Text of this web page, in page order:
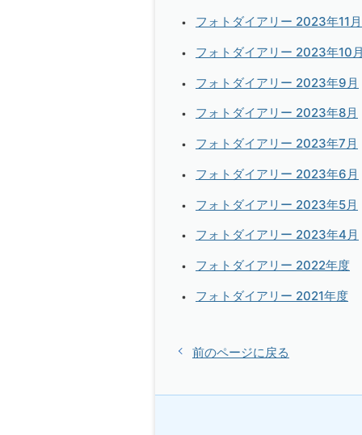
フォトダイアリー 2023年11月
フォトダイアリー 2023年10
フォトダイアリー 2023年9月
フォトダイアリー 2023年8月
フォトダイアリー 2023年7月
フォトダイアリー 2023年6月
フォトダイアリー 2023年5月
フォトダイアリー 2023年4月
フォトダイアリー 2022年度
フォトダイアリー 2021年度
前のページに戻る